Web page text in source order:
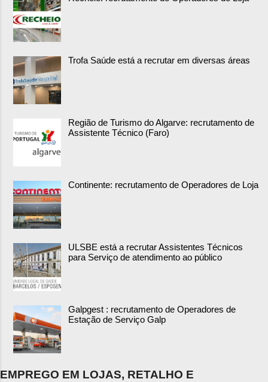
Trofa Saúde está a recrutar em diversas áreas
Região de Turismo do Algarve: recrutamento de
Assistente Técnico (Faro)
Continente: recrutamento de Operadores de Loja
ULSBE está a recrutar Assistentes Técnicos
para Serviço de atendimento ao público
Galpgest : recrutamento de Operadores de
Estação de Serviço Galp
EMPREGO EM LOJAS, RETALHO E